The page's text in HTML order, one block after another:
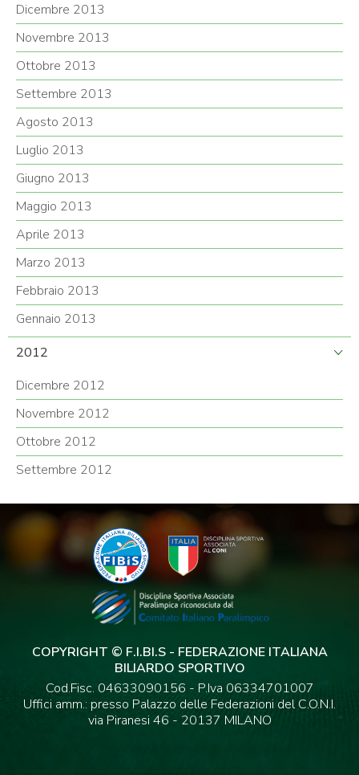
Dicembre 2013
Novembre 2013
Ottobre 2013
Settembre 2013
Agosto 2013
Luglio 2013
Giugno 2013
Maggio 2013
Aprile 2013
Marzo 2013
Febbraio 2013
Gennaio 2013
2012
Dicembre 2012
Novembre 2012
Ottobre 2012
Settembre 2012
COPYRIGHT © F.I.BI.S - FEDERAZIONE ITALIANA
BILIARDO SPORTIVO
Cod.Fisc. 04633090156 - P.Iva 06334701007
Uffici amm.: presso Palazzo delle Federazioni del C.O.N.I.
via Piranesi 46 - 20137 MILANO